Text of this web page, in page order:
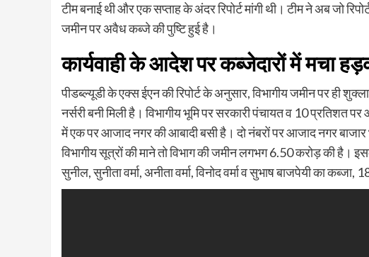
टीम बनाई थी और एक सप्ताह के अंदर रिपोर्ट मांगी थी। टीम ने अब जो
जमीन पर अवैध कब्जे की पु​ष्टि हुई है।
कार्यवाही के आदेश पर कब्जेदारों में मचा
पीडब्ल्यूडी के एक्स ईएन की रिपोर्ट के अनुसार, विभागीय जमीन पर ही
नर्सरी बनी मिली है। विभागीय भूमि पर सरकारी पंचायत व 10 प्रतिशत
में एक पर आजाद नगर की आबादी बसी है। दो नंबरों पर आजाद नगर बाजार
विभागीय सूत्रों की माने तो विभाग की जमीन लगभग 6.50 करोड़ की है।
सुनील, सुनीता वर्मा, अनीता वर्मा, विनोद वर्मा व सुभाष बाजपेयी का